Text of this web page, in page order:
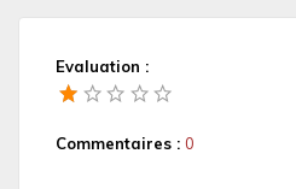
Evaluation :
Commentaires : 0